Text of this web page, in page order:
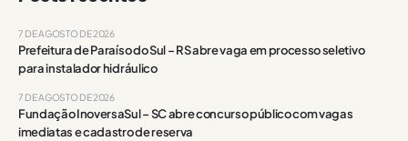
Prefeitura de Paraíso do Sul – RS abre vaga em processo seletivo
para instalador hidráulico
7 DE AGOSTO DE 2026
Fundação InoversaSul – SC abre concurso público com vagas
imediatas e cadastro de reserva
7 DE AGOSTO DE 2026